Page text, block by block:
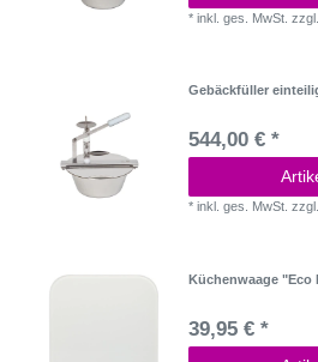
*inkl. ges. MwSt.
Gebäckfüller
544,00 € *
*inkl. ges. MwSt.
Küchenwaage "Eco
39,95 € *